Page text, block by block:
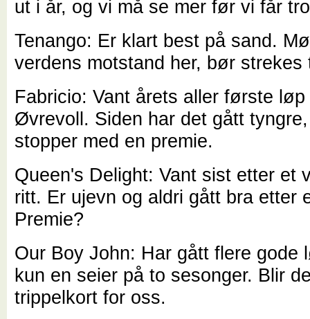
ut i år, og vi må se mer før vi får
Tenango: Er klart best på sand.
verdens motstand her, bør strekes
Fabricio: Vant årets aller første løp
Øvrevoll. Siden har det gått
stopper med en premie.
Queen's Delight: Vant sist etter et
ritt. Er ujevn og aldri gått bra etter
Premie?
Our Boy John: Har gått flere gode
kun en seier på to sesonger. Blir
trippelkort for oss.